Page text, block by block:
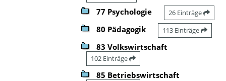
77 Psychologie 26 Einträge
80 Pädagogik 113 Einträge
83 Volkswirtschaft
102 Einträge
85 Betriebswirtschaft